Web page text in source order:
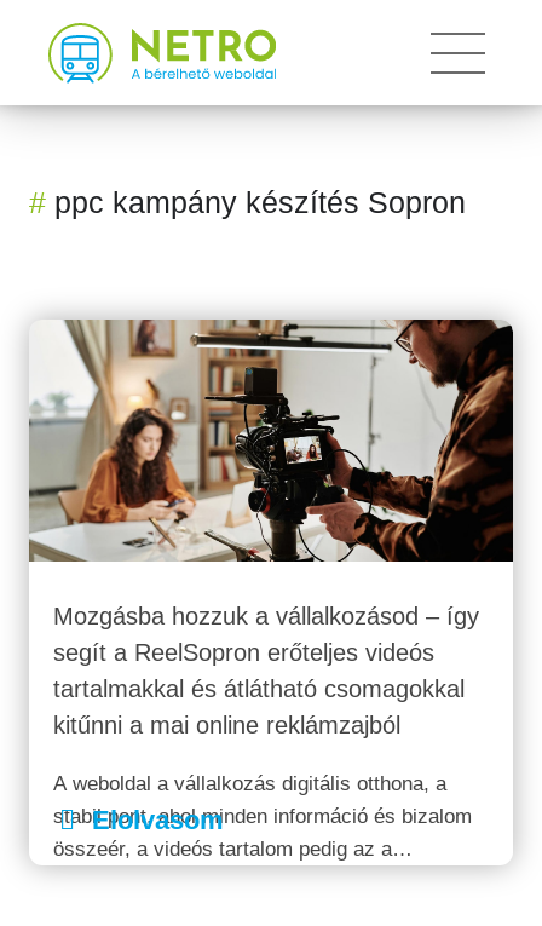
Toggle
# ppc kampány készítés Sopron
Mozgásba hozzuk a vállalkozásod – így
segít a ReelSopron erőteljes videós
tartalmakkal és átlátható csomagokkal
kitűnni a mai online reklámzajból
A weboldal a vállalkozás digitális otthona, a
stabil pont, ahol minden információ és bizalom
összeér, a videós tartalom pedig az a
Elolvasom